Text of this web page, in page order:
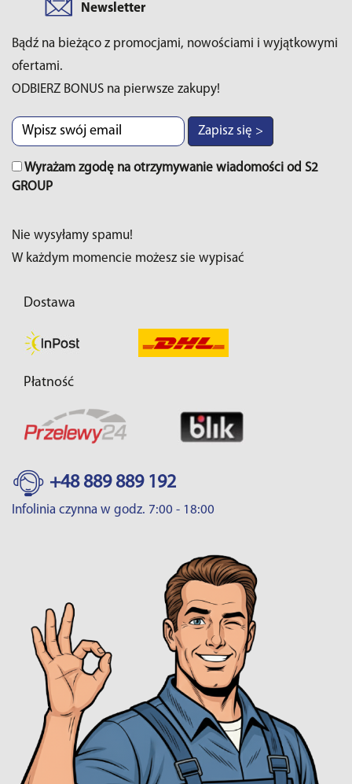
Newsletter
Bądź na bieżąco z promocjami, nowościami i wyjątkowymi
ofertami.
ODBIERZ BONUS na pierwsze zakupy!
Zapisz się >
Wyrażam zgodę na otrzymywanie wiadomości od S2
GROUP
Nie wysyłamy spamu!
W każdym momencie możesz sie wypisać
Dostawa
Płatność
+48 889 889 192
Infolinia czynna w godz. 7:00 - 18:00